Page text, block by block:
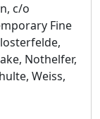
c/o
Fine
Nothelfer,
Weiss,